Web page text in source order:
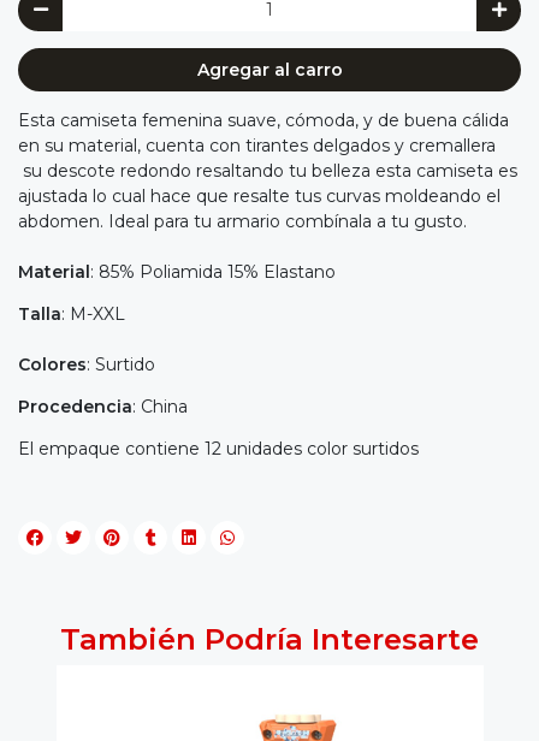
Agregar al carro
Esta camiseta femenina suave, cómoda, y de buena cálida
en su material, cuenta con tirantes delgados y cremallera
su descote redondo resaltando tu belleza esta camiseta es
ajustada lo cual hace que resalte tus curvas moldeando el
abdomen. Ideal para tu armario combínala a tu gusto.
Material: 85% Poliamida 15% Elastano
Talla: M-XXL
Colores: Surtido
Procedencia: China
El empaque contiene 12 unidades color surtidos
También Podría Interesarte